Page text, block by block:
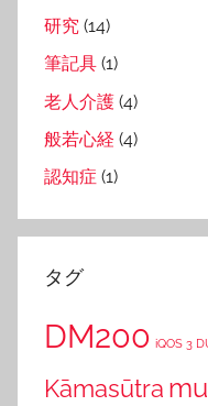
研究 (14)
筆記具 (1)
老人介護 (4)
般若心経 (4)
認知症 (1)
タグ
DM200 iQOS 3
Kāmasūtra